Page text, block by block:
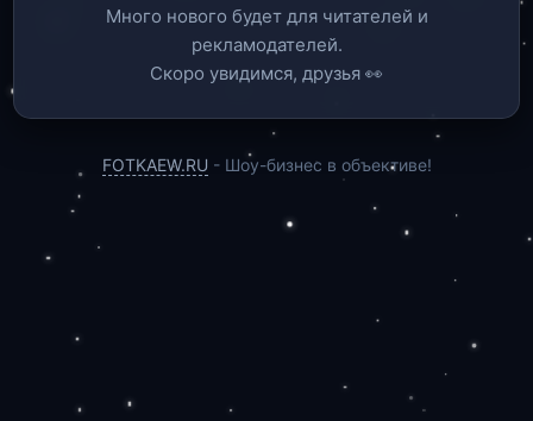
Много нового будет для читателей и
рекламодателей.
Скоро увидимся, друзья 👀
FOTKAEW.RU - Шоу-бизнес в объективе!